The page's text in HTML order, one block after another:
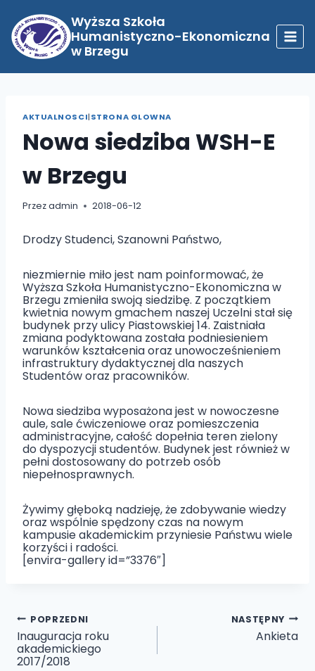
treści
Wyższa Szkoła
Humanistyczno-Ekonomiczna
w Brzegu
AKTUALNOSCI|STRONA GLOWNA
Nowa siedziba WSH-E
w Brzegu
Przezadmin 2018-06-12
Drodzy Studenci, Szanowni Państwo,
niezmiernie miło jest nam poinformować, że
Wyższa Szkoła Humanistyczno-Ekonomiczna w
Brzegu zmieniła swoją siedzibę. Z początkiem
kwietnia nowym gmachem naszej Uczelni stał się
budynek przy ulicy Piastowskiej 14. Zaistniała
zmiana podyktowana została podniesieniem
warunków kształcenia oraz unowocześnieniem
infrastruktury dydaktycznej dla naszych
Studentów oraz pracowników.
Nowa siedziba wyposażona jest w nowoczesne
aule, sale ćwiczeniowe oraz pomieszczenia
administracyjne, całość dopełnia teren zielony
do dyspozycji studentów. Budynek jest również w
pełni dostosowany do potrzeb osób
niepełnosprawnych.
Żywimy głęboką nadzieję, że zdobywanie wiedzy
oraz wspólnie spędzony czas na nowym
kampusie akademickim przyniesie Państwu wiele
korzyści i radości.
[envira-gallery id=”3376″]
Nawigacja
wpisu
POPRZEDNI
Inauguracja roku
akademickiego
2017/2018
NASTĘPNY
Ankieta